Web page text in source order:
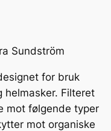
Sundström
for bruk
helmasker. Filteret
mot følgende typer
mot organiske